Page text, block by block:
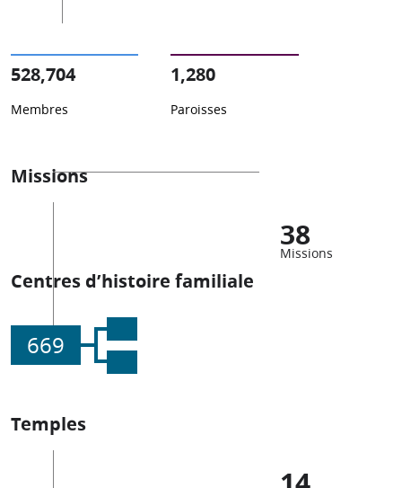
528,704
Membres
1,280
Paroisses
Missions
38
Missions
Centres d’histoire familiale
669
Temples